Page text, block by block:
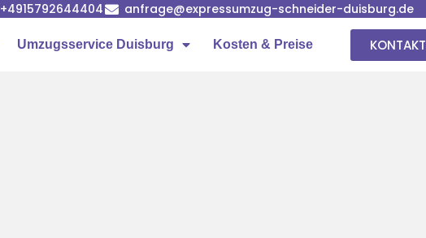
+4915792644404 anfrage@expressumzug-schneider-duisburg.de
Umzugsservice Duisburg Kosten & Preise KONTAKT